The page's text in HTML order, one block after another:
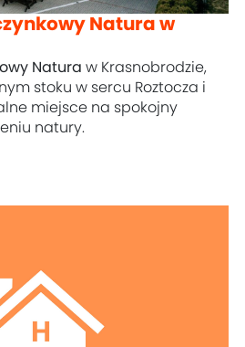
Natura w
Natura w Krasnobrodzie,
stoku w sercu Roztocza i
miejsce na spokojny
natury.